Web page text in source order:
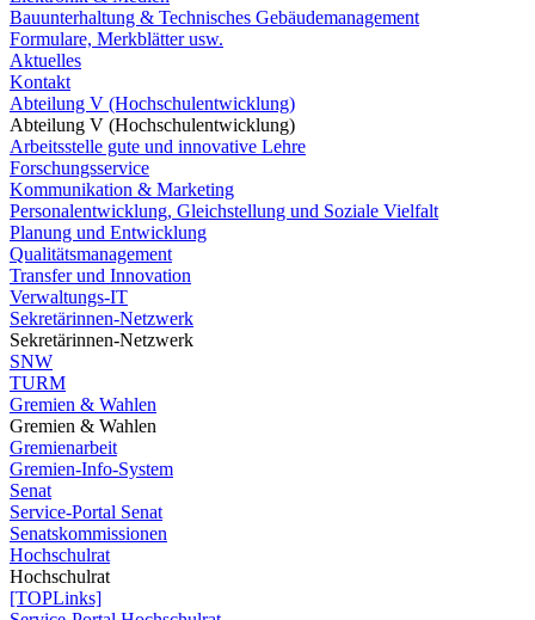
Bauunterhaltung & Technisches Gebäudemanagement
Formulare, Merkblätter usw.
Aktuelles
Kontakt
Abteilung V (Hochschulentwicklung)
Abteilung V (Hochschulentwicklung)
Arbeitsstelle gute und innovative Lehre
Forschungsservice
Kommunikation & Marketing
Personalentwicklung, Gleichstellung und Soziale Vielfalt
Planung und Entwicklung
Qualitätsmanagement
Transfer und Innovation
Verwaltungs-IT
Sekretärinnen-Netzwerk
Sekretärinnen-Netzwerk
SNW
TURM
Gremien & Wahlen
Gremien & Wahlen
Gremienarbeit
Gremien-Info-System
Senat
Service-Portal Senat
Senatskommissionen
Hochschulrat
Hochschulrat
[TOPLinks]